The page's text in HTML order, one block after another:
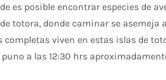
es posible encontrar especies de
totora, donde caminar se asemeja
viven en estas islas de
a las 12:30 hrs